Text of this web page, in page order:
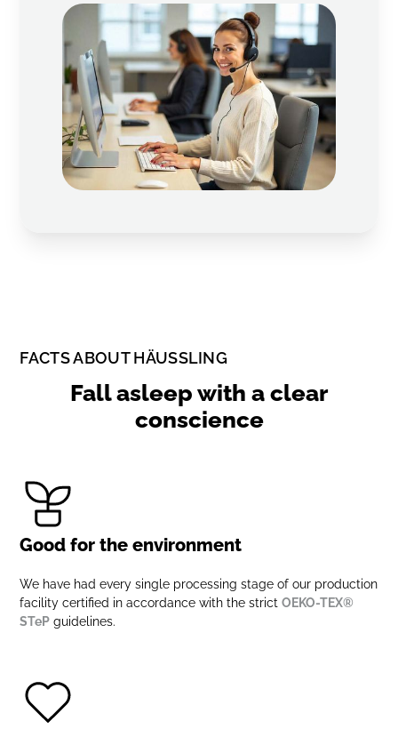
FACTS ABOUT HÄUSSLING
Fall asleep with a clear
conscience
Good for the environment
We have had every single processing stage of our production
facility certified in accordance with the strictOEKO-TEX®
STeP guidelines.